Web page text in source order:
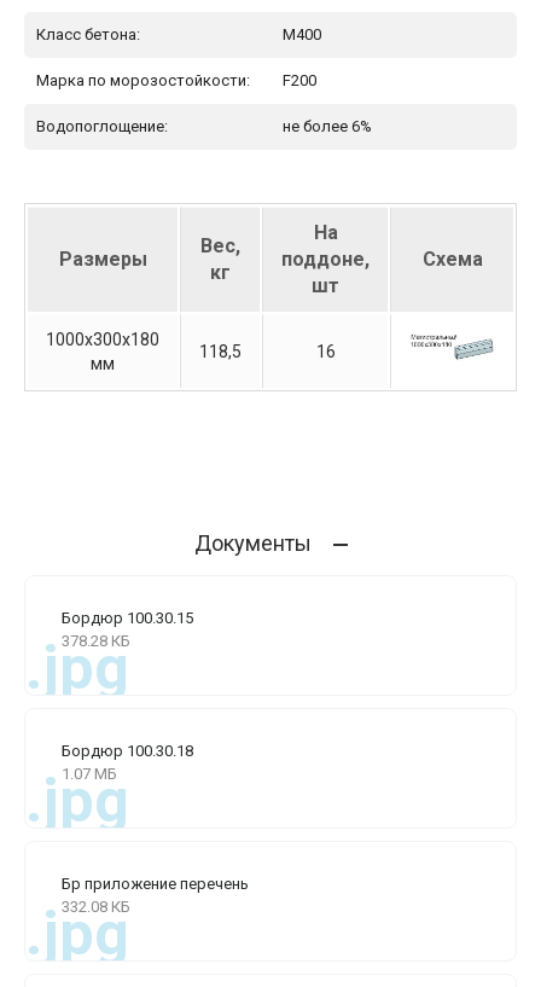
Класс бетона: М400
Марка по морозостойкости: F200
Водопоглощение: не более 6%
Размеры
Вес,
кг
На
поддоне,
шт
Схема
1000х300х180
мм
118,5 16
Документы
Бордюр 100.30.15
378.28 КБ
.jpg
Бордюр 100.30.18
1.07 МБ
.jpg
Бр приложение перечень
332.08 КБ
.jpg